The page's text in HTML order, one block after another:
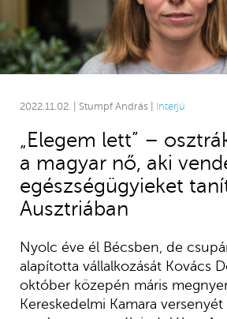
2022.11.02. | Stumpf András | Interjú
„Elegem lett” –
a magyar nő, aki
egészségügyieket
Ausztriában
Nyolc éve él Bécsben, de
alapította vállalkozását Kovács
október közepén máris
Kereskedelmi Kamara